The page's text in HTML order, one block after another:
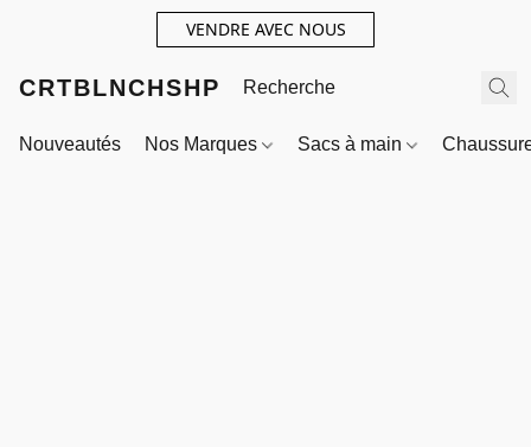
VENDRE AVEC NOUS
CRTBLNCHSHP
Nouveautés Nos Marques Sacs à main